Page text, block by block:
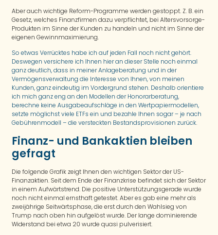
Aber auch wichtige Reform-Programme werden gestoppt. Z. B. ein
Gesetz, welches Finanzfirmen dazu verpflichtet, bei Altersvorsorge-
Produkten im Sinne der Kunden zu handeln und nicht im Sinne der
eigenen Gewinnmaximierung.
So etwas Verrücktes habe ich auf jeden Fall noch nicht gehört.
Deswegen versichere ich Ihnen hier an dieser Stelle noch einmal
ganz deutlich, dass in meiner Anlageberatung und in der
Vermögensverwaltung die Interesse von Ihnen, von meinen
Kunden, ganz eindeutig im Vordergrund stehen. Deshalb orientiere
ich mich ganz eng an den Modellen der Honorarberatung,
berechne keine Ausgabeaufschläge in den Wertpapiermodellen,
setzte möglichst viele ETFs ein und bezahle Ihnen sogar – je nach
Gebührenmodell – die versteckten Bestandsprovisionen zurück.
Finanz- und Bankaktien bleiben
gefragt
Die folgende Grafik zeigt Ihnen den wichtigen Sektor der US-
Finanzaktien. Seit dem Ende der Finanzkrise befindet sich der Sektor
in einem Aufwärtstrend. Die positive Unterstützungsgerade wurde
noch nicht einmal ernsthaft getestet. Aber es gab eine mehr als
zweijährige Seitwärtsphase, die erst durch den Wahlsieg von
Trump nach oben hin aufgelöst wurde. Der lange dominierende
Widerstand bei etwa 20 wurde quasi pulverisiert.